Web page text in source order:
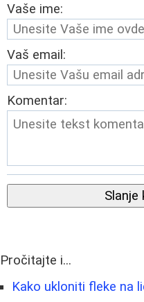
Vaše ime:
Vaš email:
Komentar:
Slanje
Pročitajte i...
Kako ukloniti fleke na